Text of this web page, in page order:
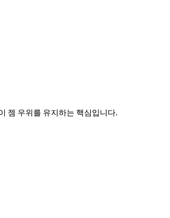
젬 우위를 유지하는 핵심입니다.